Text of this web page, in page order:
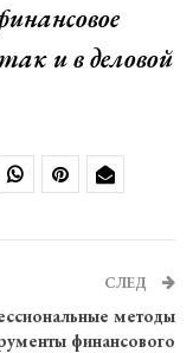
и в деловой
СЛЕД
методы
финансового